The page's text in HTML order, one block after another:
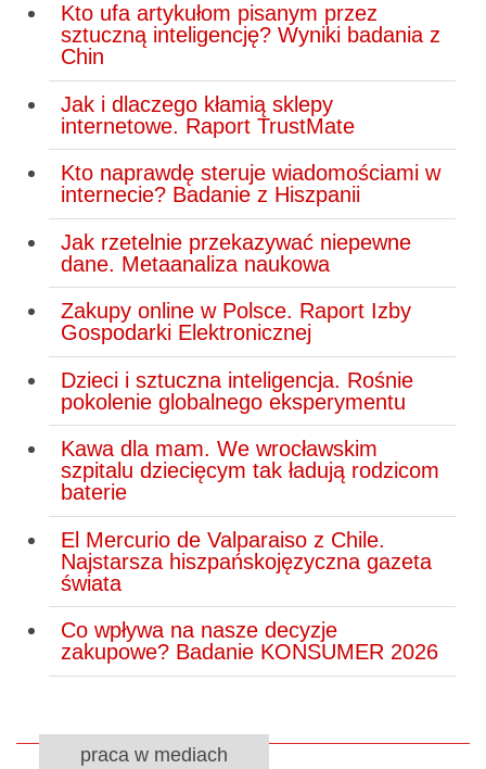
Kto ufa artykułom pisanym przez
sztuczną inteligencję? Wyniki badania z
Chin
Jak i dlaczego kłamią sklepy
internetowe. Raport TrustMate
Kto naprawdę steruje wiadomościami w
internecie? Badanie z Hiszpanii
Jak rzetelnie przekazywać niepewne
dane. Metaanaliza naukowa
Zakupy online w Polsce. Raport Izby
Gospodarki Elektronicznej
Dzieci i sztuczna inteligencja. Rośnie
pokolenie globalnego eksperymentu
Kawa dla mam. We wrocławskim
szpitalu dziecięcym tak ładują rodzicom
baterie
El Mercurio de Valparaiso z Chile.
Najstarsza hiszpańskojęzyczna gazeta
świata
Co wpływa na nasze decyzje
zakupowe? Badanie KONSUMER 2026
praca w mediach